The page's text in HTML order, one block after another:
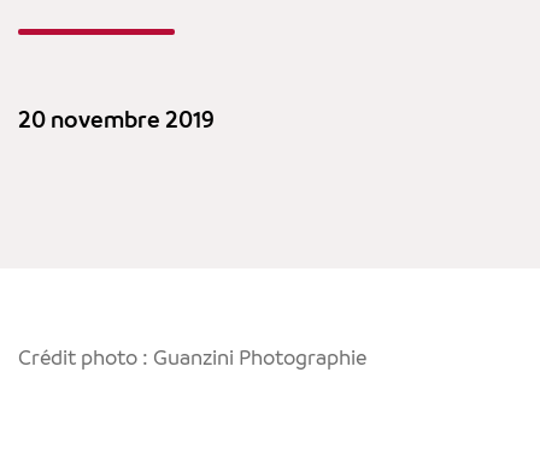
20 novembre 2019
Crédit photo : Guanzini Photographie